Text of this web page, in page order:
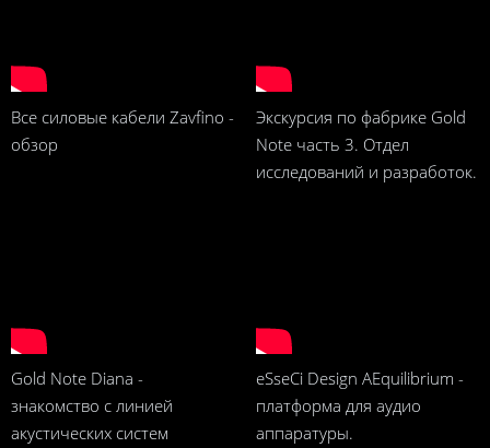
Все силовые кабели Zavfino -
обзор
Экскурсия по фабрике Gold
Note часть 3. Отдел
исследований и разработок.
Gold Note Diana -
знакомство с линией
акустических систем
eSseCi Design AEquilibrium -
платформа для аудио
аппаратуры.